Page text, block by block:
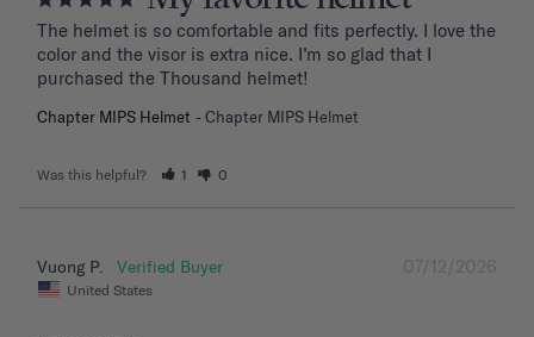
The helmet is so comfortable and fits perfectly. I love the
color and the visor is extra nice. I’m so glad that I
purchased the Thousand helmet!
Chapter MIPS Helmet Chapter MIPS Helmet
Was this helpful? 1 0
07/12/2026
Vuong P.
United States